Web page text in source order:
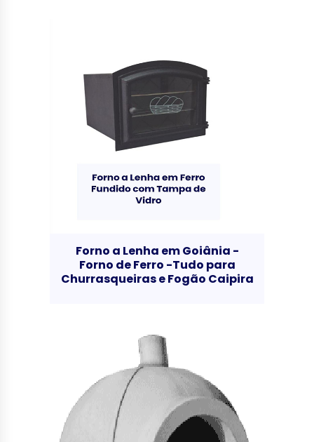
Forno a Lenha em Goiânia -
Forno de Ferro -Tudo para
Churrasqueiras e Fogão Caipira